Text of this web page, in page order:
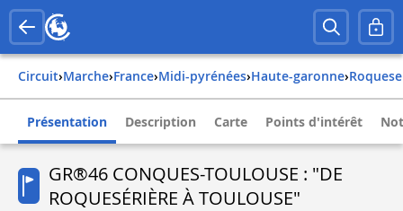
Circuit› Marche› france› midi-pyrénées› haute-garonne›
Présentation Description Carte Points d'intérêt
GR®46 CONQUES-TOULOUSE : "DE
ROQUESÉRIÈRE À TOULOUSE"